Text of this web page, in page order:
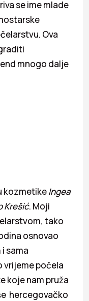
se ime mlade
Ova
mnogo dalje
kozmetikeIngea
Krešić. Moji
tako
osnovao
sama
vrijeme počela
koje nam pruža
hercegovačko